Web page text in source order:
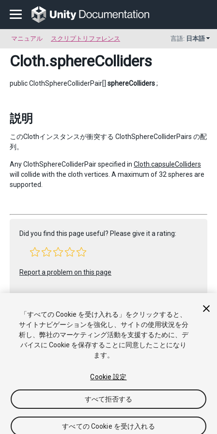
マニュアル スクリプトリファレンス 言語: 日本語
Cloth.sphereColliders
public ClothSphereColliderPair[] sphereColliders;
説明
このClothインスタンスが衝突する ClothSphereColliderPairs の配
列。
Any ClothSphereColliderPair specified in Cloth.capsuleColliders
will collide with the cloth vertices. A maximum of 32 spheres are
supported.
Did you find this page useful? Please give it a rating:
Report a problem on this page
Copyright © 2023 Unity Technologies. Publication 2022.1
ナレッジベース
私の個人情報を販売または共有しない
「すべての Cookie を受け入れる」をクリックすると、
サイトナビゲーションを強化し、サイトの使用状況を分
析し、弊社のマーケティング活動を支援するために、デ
バイスに Cookie を保存することに同意したことになり
ます。
Cookie 設定
すべて拒否する
すべての Cookie を受け入れる